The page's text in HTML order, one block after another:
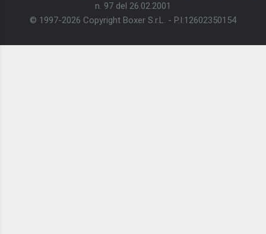
n. 97 del 26.02.2001
© 1997-2026 Copyright Boxer S.r.L. - P.I:12602350154